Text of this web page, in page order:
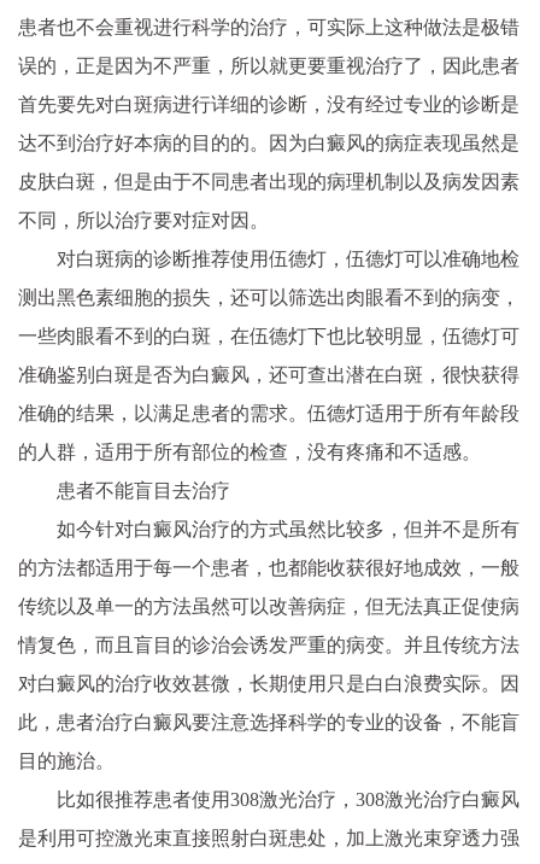
患者也不会重视进行科学的治疗，可实际上这种做法是极错
误的，正是因为不严重，所以就更要重视治疗了，因此患者
首先要先对白斑病进行详细的诊断，没有经过专业的诊断是
达不到治疗好本病的目的的。因为白癜风的病症表现虽然是
皮肤白斑，但是由于不同患者出现的病理机制以及病发因素
不同，所以治疗要对症对因。
对白斑病的诊断推荐使用伍德灯，伍德灯可以准确地检
测出黑色素细胞的损失，还可以筛选出肉眼看不到的病变，
一些肉眼看不到的白斑，在伍德灯下也比较明显，伍德灯可
准确鉴别白斑是否为白癜风，还可查出潜在白斑，很快获得
准确的结果，以满足患者的需求。伍德灯适用于所有年龄段
的人群，适用于所有部位的检查，没有疼痛和不适感。
患者不能盲目去治疗
如今针对白癜风治疗的方式虽然比较多，但并不是所有
的方法都适用于每一个患者，也都能收获很好地成效，一般
传统以及单一的方法虽然可以改善病症，但无法真正促使病
情复色，而且盲目的诊治会诱发严重的病变。并且传统方法
对白癜风的治疗收效甚微，长期使用只是白白浪费实际。因
此，患者治疗白癜风要注意选择科学的专业的设备，不能盲
目的施治。
比如很推荐患者使用308激光治疗，308激光治疗白癜风
是利用可控激光束直接照射白斑患处，加上激光束穿透力强